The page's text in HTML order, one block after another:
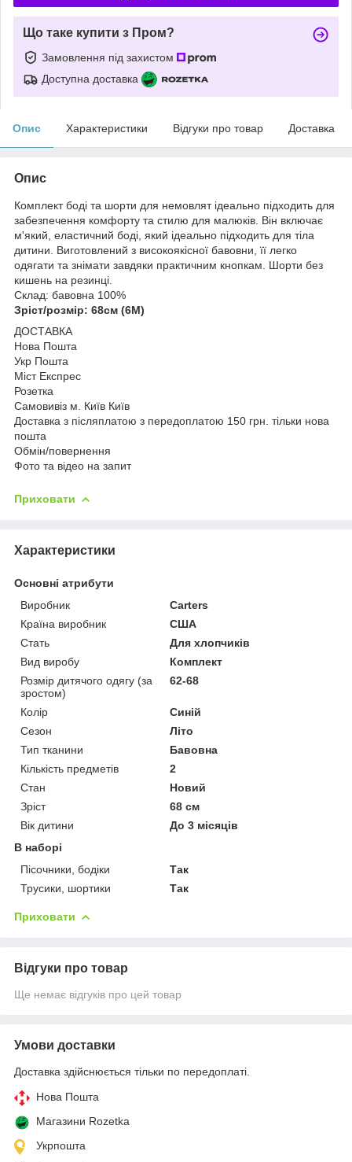
Що таке купити з Пром?
Замовлення під захистом
Доступна доставка
Опис Характеристики Відгуки про товар Доставка
Опис
Комплект боді та шорти для немовлят ідеально підходить для
забезпечення комфорту та стилю для малюків. Він включає
м'який, еластичний боді, який ідеально підходить для тіла
дитини. Виготовлений з високоякісної бавовни, її легко
одягати та знімати завдяки практичним кнопкам. Шорти без
кишень на резинці.
Склад: бавовна 100%
Зріст/розмір: 68см (6М)
ДОСТАВКА
Нова Пошта
Укр Пошта
Міст Експрес
Розетка
Самовивіз м. Київ Київ
Доставка з післяплатою з передоплатою 150 грн. тільки нова
пошта
Обмін/повернення
Фото та відео на запит
Приховати
Характеристики
Основні атрибути
Виробник
Carters
Країна виробник
США
Стать
Для хлопчиків
Вид виробу
Комплект
Розмір дитячого одягу (за
зростом)
62-68
Колір
Синій
Сезон
Літо
Тип тканини
Бавовна
Кількість предметів
2
Стан
Новий
Зріст
68 см
Вік дитини
До 3 місяців
В наборі
Пісочники, бодіки
Так
Трусики, шортики
Так
Приховати
Відгуки про товар
Ще немає відгуків про цей товар
Умови доставки
Доставка здійснюється тільки по передоплаті.
Нова Пошта
Магазини Rozetka
Укрпошта